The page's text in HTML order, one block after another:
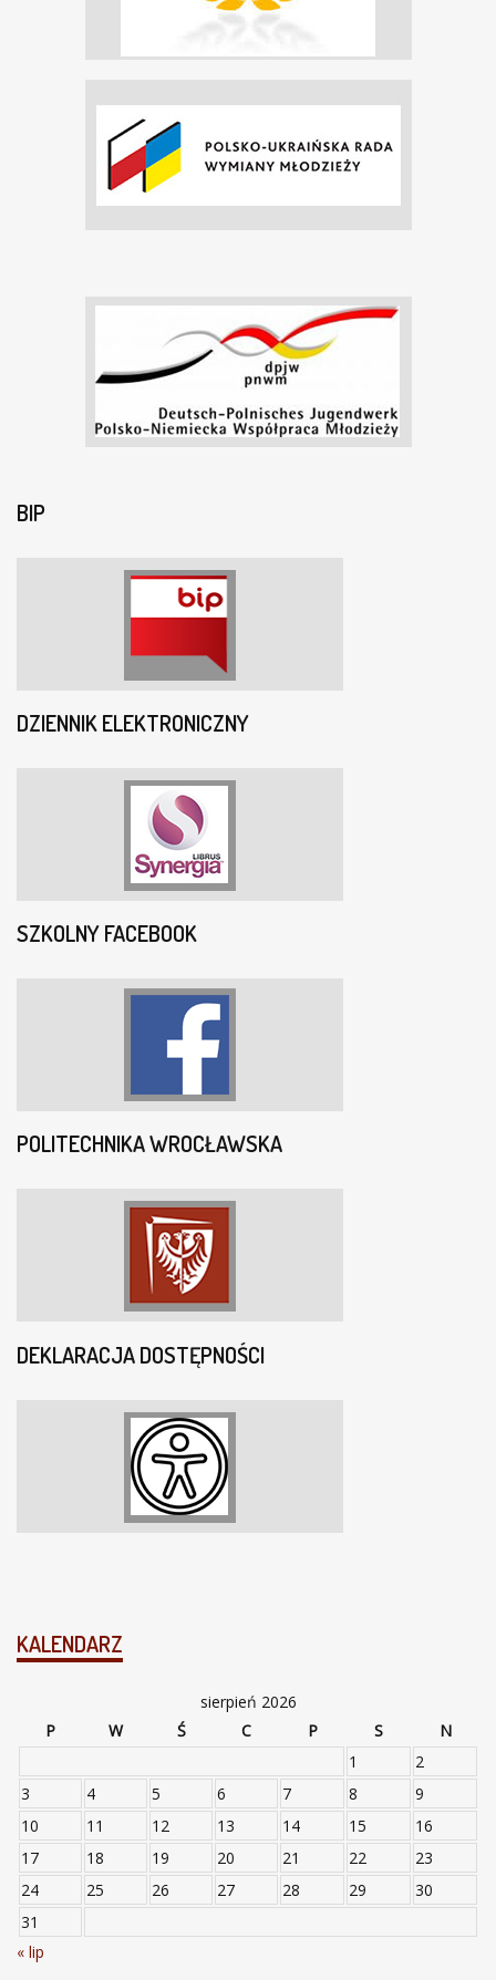
BIP
DZIENNIK ELEKTRONICZNY
SZKOLNY FACEBOOK
POLITECHNIKA WROCŁAWSKA
DEKLARACJA DOSTĘPNOŚCI
KALENDARZ
sierpień 2026
P
W Ś C P S
N
1
2
3
4 5 6 7 8
9
10
11 12 13 14 15
16
17
18 19 20 21 22
23
24
25 26 27 28 29
30
31
« lip